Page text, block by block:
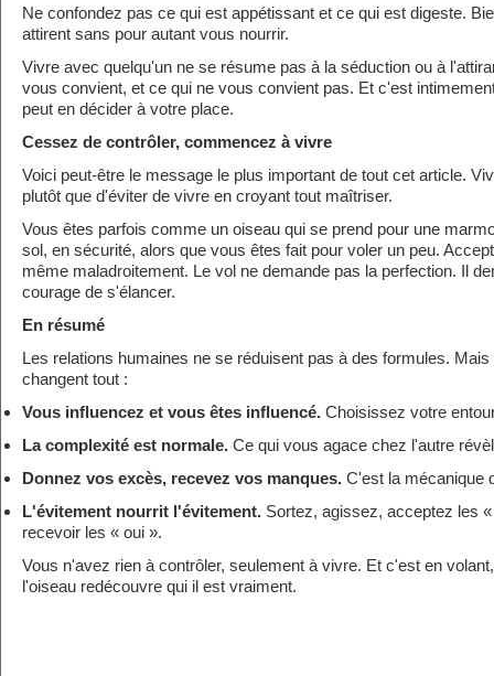
Ne confondez pas ce qui est appétissant et ce qui est digeste.
attirent sans pour autant vous nourrir.
Vivre avec quelqu'un ne se résume pas à la séduction ou à
vous convient, et ce qui ne vous convient pas. Et c'est
peut en décider à votre place.
Cessez de contrôler, commencez à vivre
Voici peut-être le message le plus important de tout cet article.
plutôt que d'éviter de vivre en croyant tout maîtriser.
Vous êtes parfois comme un oiseau qui se prend pour une
sol, en sécurité, alors que vous êtes fait pour voler un peu.
même maladroitement. Le vol ne demande pas la perfection. Il
courage de s'élancer.
En résumé
Les relations humaines ne se réduisent pas à des formules.
changent tout :
Vous influencez et vous êtes influencé. Choisissez votre
La complexité est normale. Ce qui vous agace chez l'autre
Donnez vos excès, recevez vos manques. C'est la mécanique
L'évitement nourrit l'évitement. Sortez, agissez, acceptez les
recevoir les « oui ».
Vous n'avez rien à contrôler, seulement à vivre. Et c'est en
l'oiseau redécouvre qui il est vraiment.